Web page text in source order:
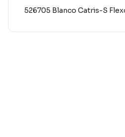
526705 Blanco Catris-S